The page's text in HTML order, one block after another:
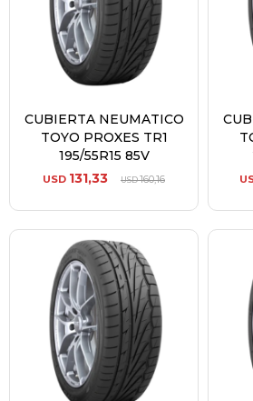
CUBIERTA NEUMATICO
TOYO PROXES TR1
195/55R15 85V
USD 131,33 USD160,16